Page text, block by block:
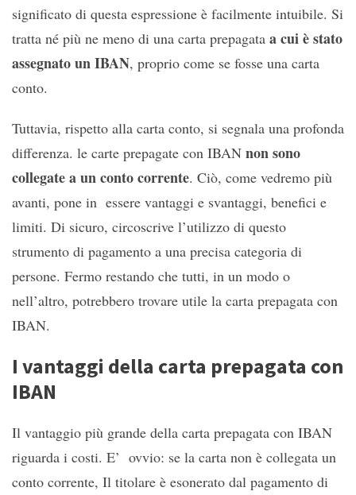
significato di questa espressione è facilmente intuibile. Si
tratta né più ne meno di una carta prepagata a cui è stato
assegnato un IBAN, proprio come se fosse una carta
conto.
Tuttavia, rispetto alla carta conto, si segnala una profonda
differenza. le carte prepagate con IBAN non sono
collegate a un conto corrente. Ciò, come vedremo più
avanti, pone in essere vantaggi e svantaggi, benefici e
limiti. Di sicuro, circoscrive l’utilizzo di questo
strumento di pagamento a una precisa categoria di
persone. Fermo restando che tutti, in un modo o
nell’altro, potrebbero trovare utile la carta prepagata con
IBAN.
I vantaggi della carta prepagata con
IBAN
Il vantaggio più grande della carta prepagata con IBAN
riguarda i costi. E’ ovvio: se la carta non è collegata un
conto corrente, Il titolare è esonerato dal pagamento di